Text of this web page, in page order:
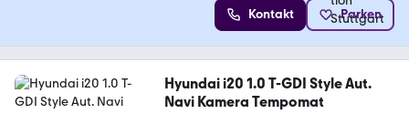
Kontakt Parken
Hyundai i20 1.0 T-GDI Style Aut.
Navi Kamera Tempomat